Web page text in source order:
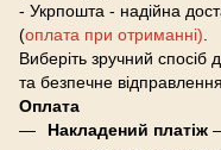
- Укрпошта - надійна
(оплата при отриманні).
Виберіть зручний
та безпечне
Оплата
Накладений платіж